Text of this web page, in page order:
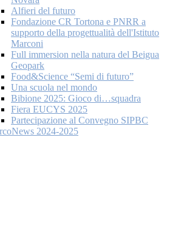
Alfieri del futuro
Fondazione CR Tortona e PNRR a
supporto della progettualità dell'Istituto
Marconi
Full immersion nella natura del Beigua
Geopark
Food&Science “Semi di futuro”
Una scuola nel mondo
Bibione 2025: Gioco di…squadra
Fiera EUCYS 2025
Partecipazione al Convegno SIPBC
2024-2025